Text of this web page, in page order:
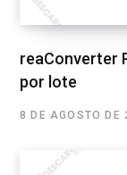
reaConverter
por lote
8 DE AGOSTO DE